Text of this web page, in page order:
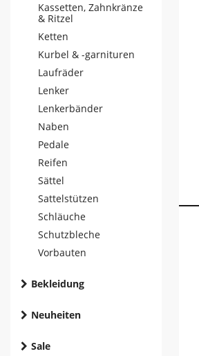
Kassetten, Zahnkränze
& Ritzel
Ketten
Kurbel & -garnituren
Laufräder
Lenker
Lenkerbänder
Naben
Pedale
Reifen
Sättel
Sattelstützen
Schläuche
Schutzbleche
Vorbauten
Bekleidung
Neuheiten
Sale